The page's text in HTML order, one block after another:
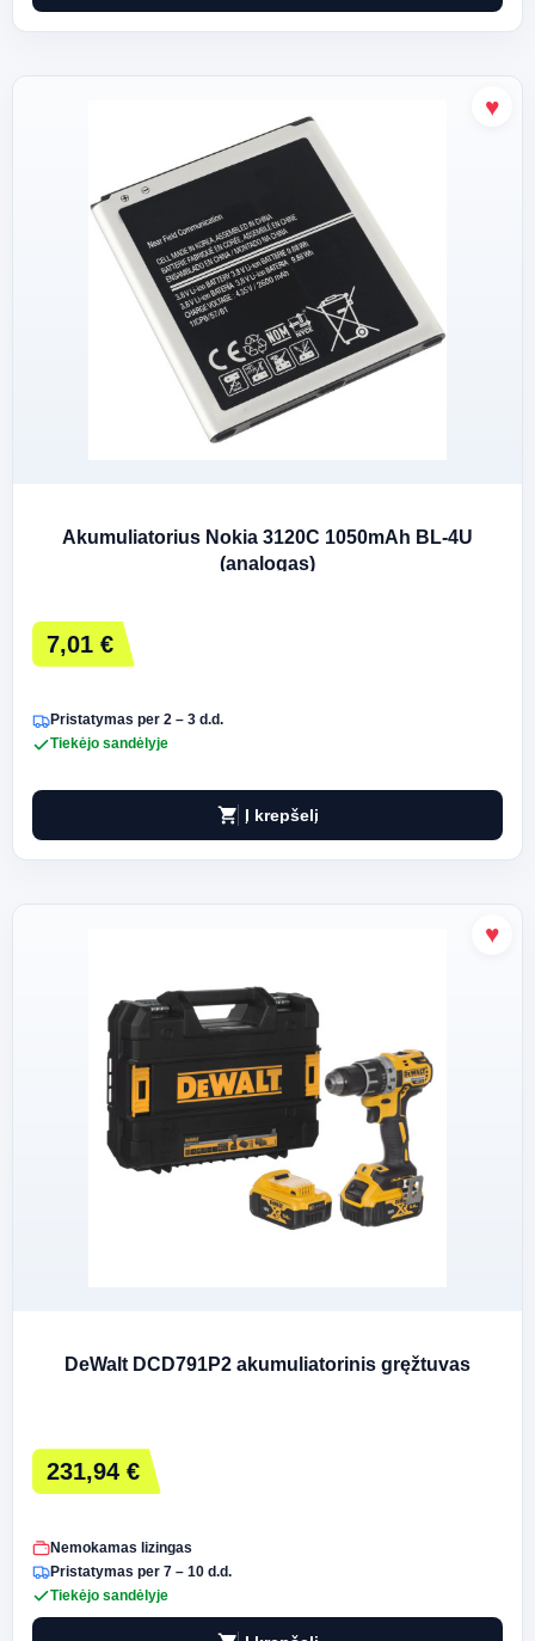
Akumuliatorius Nokia 3120C 1050mAh BL-4U
(analogas)
7,01 €
Pristatymas per 2 – 3 d.d.
Tiekėjo sandėlyje
shopping_cart Į krepšelį
DeWalt DCD791P2 akumuliatorinis gręžtuvas
231,94 €
Nemokamas lizingas
Pristatymas per 7 – 10 d.d.
Tiekėjo sandėlyje